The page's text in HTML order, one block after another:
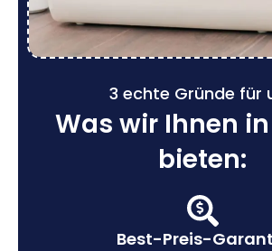
3 echte Gründe für
Was wir Ihnen in
bieten:
Best-Preis-